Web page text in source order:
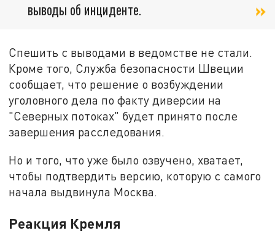
выводы об инциденте.
Спешить с выводами в ведомстве не стали.
Кроме того, Служба безопасности Швеции
сообщает, что решение о возбуждении
уголовного дела по факту диверсии на
"Северных потоках" будет принято после
завершения расследования.
Но и того, что уже было озвучено, хватает,
чтобы подтвердить версию, которую с самого
начала выдвинула Москва.
Реакция Кремля